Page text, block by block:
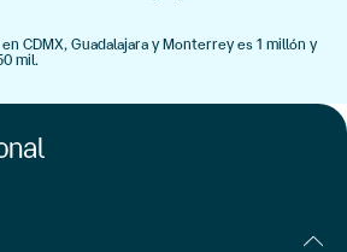
CDMX, Guadalajara y Monterrey es 1 millón y
mil.